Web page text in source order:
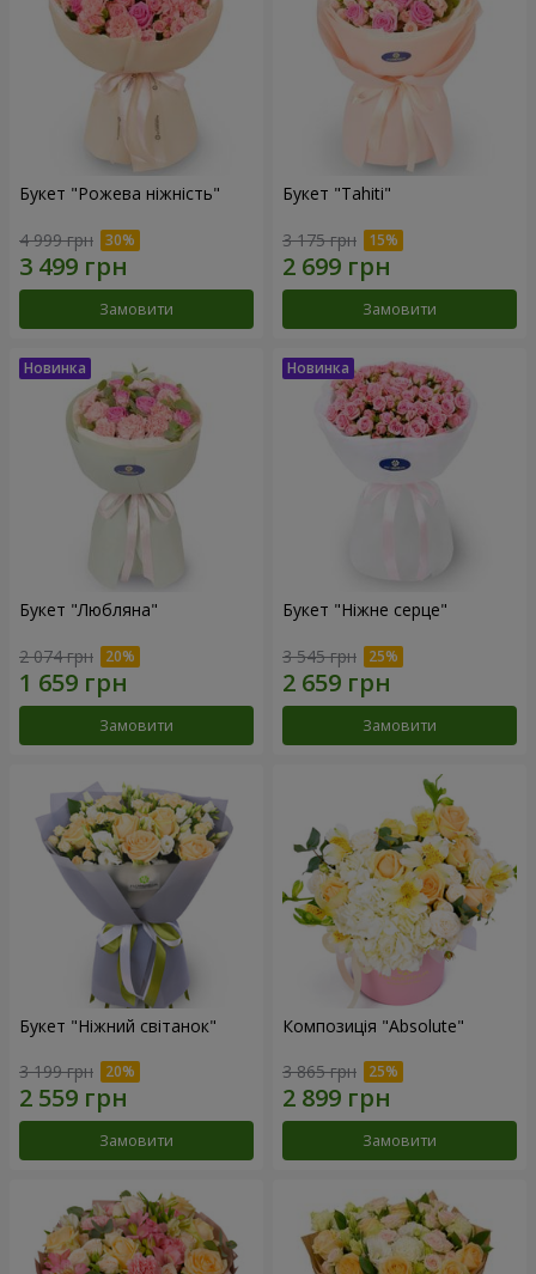
Букет "Рожева ніжність"
4 999 грн
Замовити
Букет "Tahiti"
3 175 грн
Замовити
Букет "Любляна"
2 074 грн
Замовити
Букет "Ніжне серце"
3 545 грн
Замовити
Букет "Ніжний світанок"
3 199 грн
Замовити
Композиція "Absolute"
3 865 грн
Замовити